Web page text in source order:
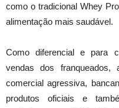
como o tradicional Whey
alimentação mais saudável.
Como diferencial e para
vendas dos
comercial agressiva,
produtos oficiais e